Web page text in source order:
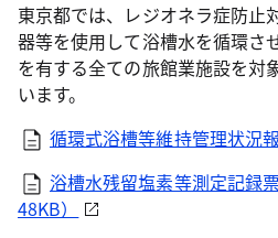
東京都では、レジオネラ症防止
器等を使用して浴槽水を循環さ
を有する全ての旅館業施設を対
います。
循環式浴槽等維持管理状況
浴槽水残留塩素等測定記録
48KB）